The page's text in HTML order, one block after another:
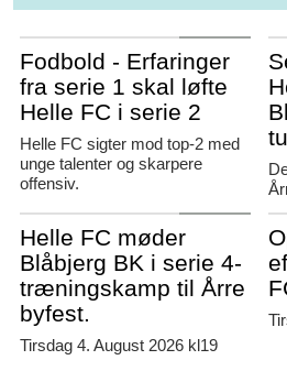
Fodbold - Erfaringer
fra serie 1 skal løfte
Helle FC i serie 2
Helle FC sigter mod top-2 med
unge talenter og skarpere
offensiv.
Helle FC møder
Blåbjerg BK i serie 4-
træningskamp til Årre
byfest.
Tirsdag 4. August 2026 kl19